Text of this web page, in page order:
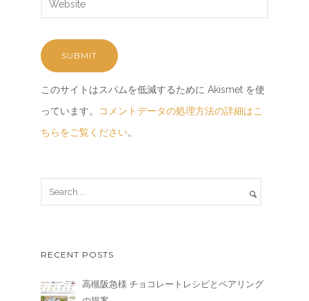
このサイトはスパムを低減するために Akismet を使
っています。
コメントデータの処理方法の詳細はこ
ちらをご覧ください。
RECENT POSTS
高槻阪急様 チョコレートレシピとペアリング